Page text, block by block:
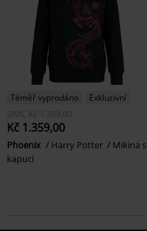
Téměř vyprodáno
Exkluzivní
DMC
Kč 1.399,00
Kč 1.359,00
Phoenix Harry Potter
Mikina s
kapucí